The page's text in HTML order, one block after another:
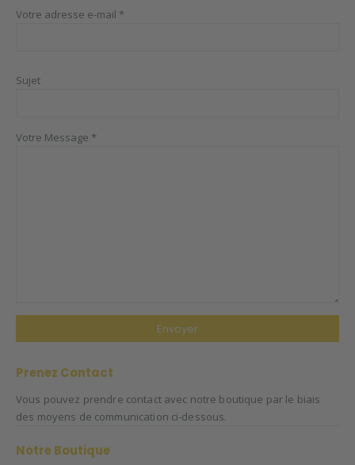
Votre adresse e-mail *
Sujet
Votre Message *
Prenez Contact
Vous pouvez prendre contact avec notre boutique par le biais
des moyens de communication ci-dessous.
NotreBoutique